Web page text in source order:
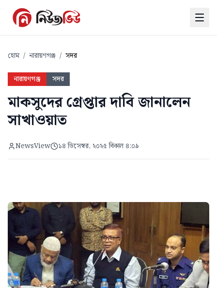
হোম / নারায়ণগঞ্জ / সদর
নারায়ণগঞ্জ সদর
মাকসুদের গ্রেপ্তার দাবি জানালেন
সাখাওয়াত
NewsView ১৪ ডিসেম্বর, ২০২৫ বিকাল ৪:০৯